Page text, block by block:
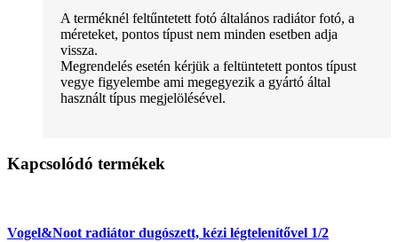
A terméknél feltűntetett fotó általános radiátor fotó, a
méreteket, pontos típust nem minden esetben adja
vissza.
Megrendelés esetén kérjük a feltüntetett pontos típust
vegye figyelembe ami megegyezik a gyártó által
használt típus megjelölésével.
Kapcsolódó termékek
Vogel&Noot radiátor dugószett, kézi légtelenítővel 1/2